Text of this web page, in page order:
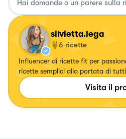
silvietta.lega
6 ricette
Influencer di ricette fit per
ricette semplici alla portata di tutti
Visita il